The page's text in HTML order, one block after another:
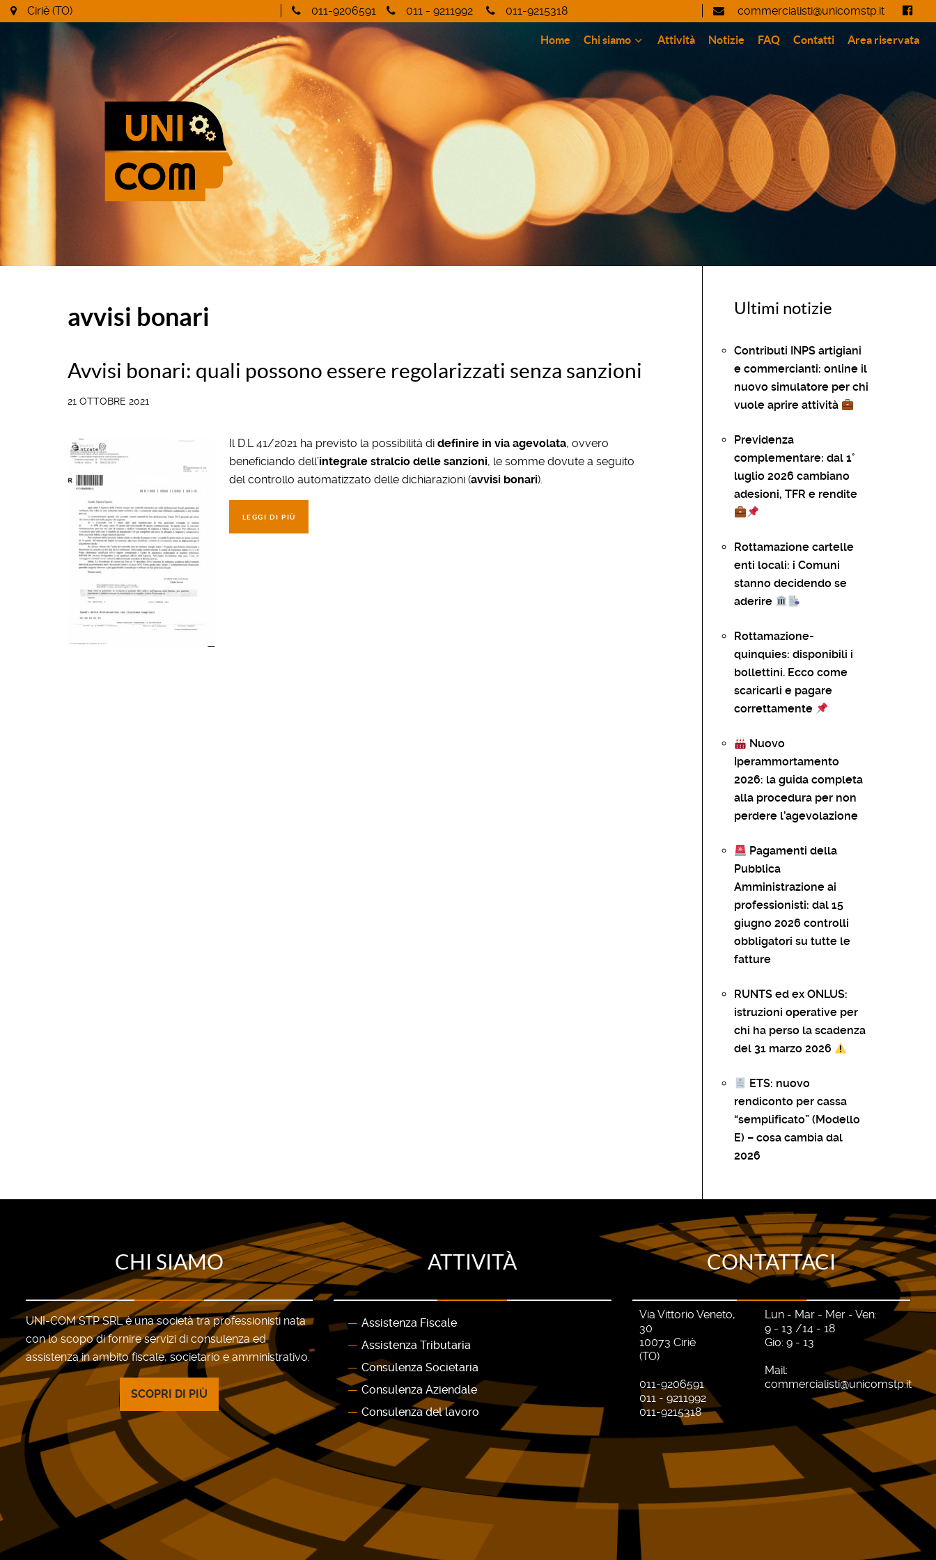
Ciriè (TO) 011-9206591 011 - 9211992 011-9215318 commercialisti@unicomstp.it
Home Chi siamo Attività Notizie FAQ Contatti Area riservata
avvisi bonari
Avvisi bonari: quali possono essere regolarizzati senza sanzioni
21 OTTOBRE 2021
Il D.L 41/2021 ha previsto la possibilità di definire in via agevolata, ovvero
beneficiando dell’integrale stralcio delle sanzioni, le somme dovute a seguito
del controllo automatizzato delle dichiarazioni (avvisi bonari).
LEGGI DI PIÙ
Ultimi notizie
Contributi INPS artigiani
e commercianti: online il
nuovo simulatore per chi
vuole aprire attività
Previdenza
complementare: dal 1°
luglio 2026 cambiano
adesioni, TFR e rendite
Rottamazione cartelle
enti locali: i Comuni
stanno decidendo se
aderire
Rottamazione-
quinquies: disponibili i
bollettini. Ecco come
scaricarli e pagare
correttamente
Nuovo
Iperammortamento
2026: la guida completa
alla procedura per non
perdere l’agevolazione
Pagamenti della
Pubblica
Amministrazione ai
professionisti: dal 15
giugno 2026 controlli
obbligatori su tutte le
fatture
RUNTS ed ex ONLUS:
istruzioni operative per
chi ha perso la scadenza
del 31 marzo 2026
ETS: nuovo
rendiconto per cassa
“semplificato” (Modello
E) – cosa cambia dal
2026
CHI SIAMO
UNI-COM STP SRL è una società tra professionisti nata
con lo scopo di fornire servizi di consulenza ed
assistenza in ambito fiscale, societario e amministrativo.
SCOPRI DI PIÙ
ATTIVITÀ
Assistenza Fiscale
Assistenza Tributaria
Consulenza Societaria
Consulenza Aziendale
Consulenza del lavoro
CONTATTACI
Via Vittorio Veneto,
30
10073 Ciriè
(TO)
011-9206591
011 - 9211992
011-9215318
Lun - Mar - Mer - Ven:
9 - 13 /14 - 18
Gio: 9 - 13
Mail:
commercialisti@unicomstp.it